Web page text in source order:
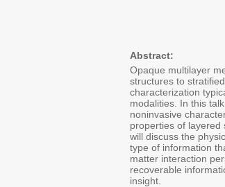
Abstract:
Opaque multilayer
structures to
characterization
modalities. In this
noninvasive
properties of layered
will discuss the
type of information
matter interaction
recoverable
insight.